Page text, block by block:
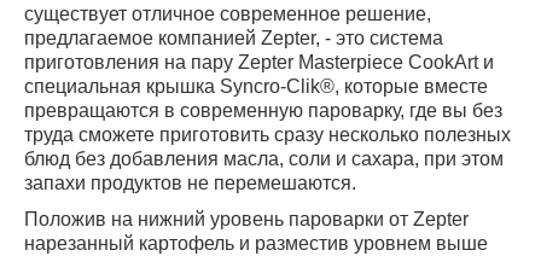
существует отличное современное решение,
предлагаемое компанией Zepter, - это система
приготовления на пару Zepter Masterpiece CookArt и
специальная крышка Syncro-Clik®, которые вместе
превращаются в современную пароварку, где вы без
труда сможете приготовить сразу несколько полезных
блюд без добавления масла, соли и сахара, при этом
запахи продуктов не перемешаются.
Положив на нижний уровень пароварки от Zepter
нарезанный картофель и разместив уровнем выше